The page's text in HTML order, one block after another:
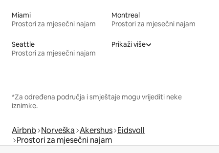
Miami
Prostori za mjesečni najam
Montreal
Prostori za mjesečni najam
Seattle
Prostori za mjesečni najam
Prikaži više
*Za određena područja i smještaje mogu vrijediti neke
iznimke.
Airbnb Norveška Akershus Eidsvoll
Prostori za mjesečni najam